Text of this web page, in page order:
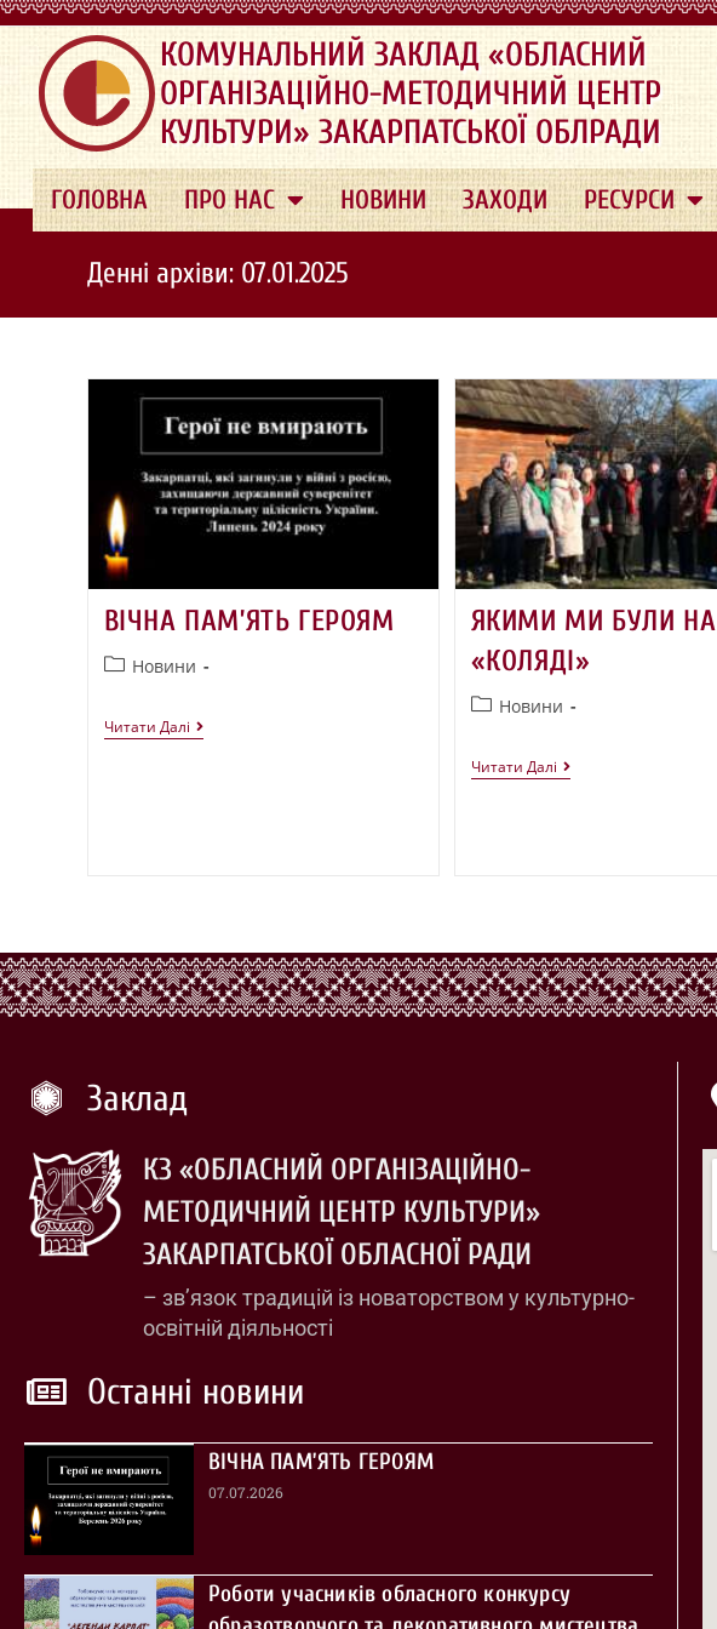
.
КОМУНАЛЬНИЙ ЗАКЛАД «ОБЛАСНИЙ
ОРГАНІЗАЦІЙНО-МЕТОДИЧНИЙ ЦЕНТР
КУЛЬТУРИ» ЗАКАРПАТСЬКОЇ ОБЛРАДИ
ГОЛОВНА ПРО НАС НОВИНИ ЗАХОДИ РЕСУРСИ
Денні архіви: 07.01.2025
ВІЧНА ПАМ’ЯТЬ ГЕРОЯМ
Новини
Читати Далі
ЯКИМИ МИ БУЛИ НА
«КОЛЯДІ»
Новини
Читати Далі
Заклад
КЗ «ОБЛАСНИЙ ОРГАНІЗАЦІЙНО-
МЕТОДИЧНИЙ ЦЕНТР КУЛЬТУРИ»
ЗАКАРПАТСЬКОЇ ОБЛАСНОЇ РАДИ
– зв’язок традицій із новаторством у культурно-
освітній діяльності
Останні новини
ВІЧНА ПАМ’ЯТЬ ГЕРОЯМ
07.07.2026
Роботи учасників обласного конкурсу